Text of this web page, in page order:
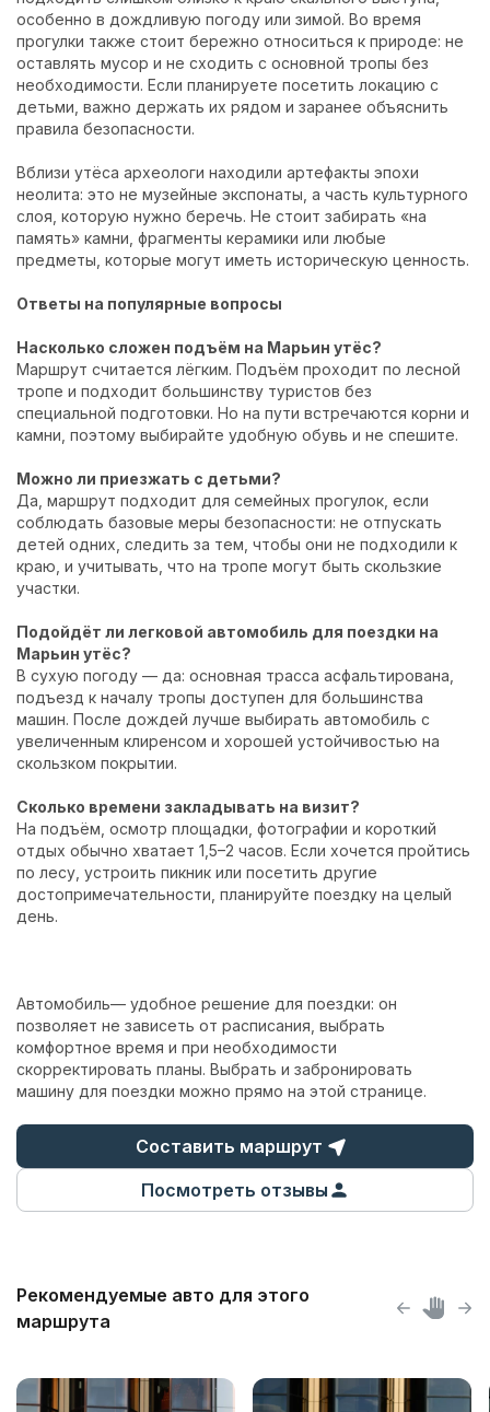
особенно в дождливую погоду или зимой. Во время
прогулки также стоит бережно относиться к природе: не
оставлять мусор и не сходить с основной тропы без
необходимости. Если планируете посетить локацию с
детьми, важно держать их рядом и заранее объяснить
правила безопасности.
Вблизи утёса археологи находили артефакты эпохи
неолита: это не музейные экспонаты, а часть культурного
слоя, которую нужно беречь. Не стоит забирать «на
память» камни, фрагменты керамики или любые
предметы, которые могут иметь историческую ценность.
Ответы на популярные вопросы
Насколько сложен подъём на Марьин утёс?
Маршрут считается лёгким. Подъём проходит по лесной
тропе и подходит большинству туристов без
специальной подготовки. Но на пути встречаются корни и
камни, поэтому выбирайте удобную обувь и не спешите.
Можно ли приезжать с детьми?
Да, маршрут подходит для семейных прогулок, если
соблюдать базовые меры безопасности: не отпускать
детей одних, следить за тем, чтобы они не подходили к
краю, и учитывать, что на тропе могут быть скользкие
участки.
Подойдёт ли легковой автомобиль для поездки на
Марьин утёс?
В сухую погоду — да: основная трасса асфальтирована,
подъезд к началу тропы доступен для большинства
машин. После дождей лучше выбирать автомобиль с
увеличенным клиренсом и хорошей устойчивостью на
скользком покрытии.
Сколько времени закладывать на визит?
На подъём, осмотр площадки, фотографии и короткий
отдых обычно хватает 1,5–2 часов. Если хочется пройтись
по лесу, устроить пикник или посетить другие
достопримечательности, планируйте поездку на целый
день.
Автомобиль— удобное решение для поездки: он
позволяет не зависеть от расписания, выбрать
комфортное время и при необходимости
скорректировать планы. Выбрать и забронировать
машину для поездки можно прямо на этой странице.
Составить маршрут
Посмотреть отзывы
Рекомендуемые авто для этого
маршрута